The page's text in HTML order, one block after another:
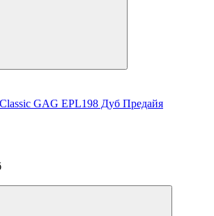
GAG EPL198 Дуб Предайя